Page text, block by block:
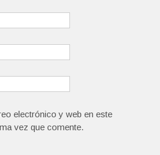
electrónico y web en este
vez que comente.